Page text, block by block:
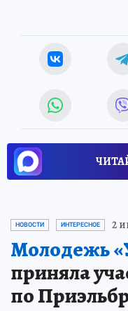
НОВОСТИ ИНТЕРЕСНОЕ 2
Молодежь
приняла
по